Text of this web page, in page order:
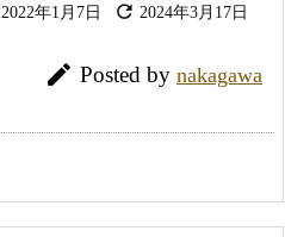
2022年1月7日  2024年3月17日
 Posted by nakagawa